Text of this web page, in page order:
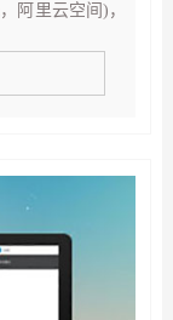
阿里云空间)，